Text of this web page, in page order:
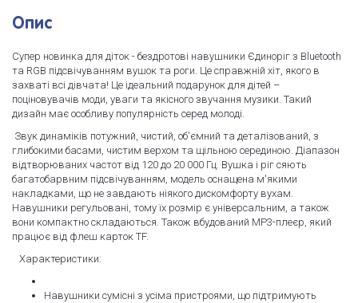
Опис
Супер новинка для діток - бездротові навушники Єдиноріг з Bluetooth
та RGB підсвічуванням вушок та роги. Це справжній хіт, якого в
захваті всі дівчата! Це ідеальний подарунок для дітей –
поціновувачів моди, уваги та якісного звучання музики. Такий
дизайн має особливу популярність серед молоді.
Звук динаміків потужний, чистий, об'ємний та деталізований, з
глибокими басами, чистим верхом та щільною серединою. Діапазон
відтворюваних частот від 120 до 20 000 Гц. Вушка і ріг сяють
багатобарвним підсвічуванням, модель оснащена м'якими
накладками, що не завдають ніякого дискомфорту вухам.
Навушники регульовані, тому їх розмір є універсальним, а також
вони компактно складаються. Також вбудований MP3-плеєр, який
працює від флеш карток TF.
Характеристики:
Навушники сумісні з усіма пристроями, що підтримують